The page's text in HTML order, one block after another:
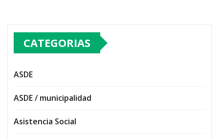
CATEGORIAS
ASDE
ASDE / municipalidad
Asistencia Social